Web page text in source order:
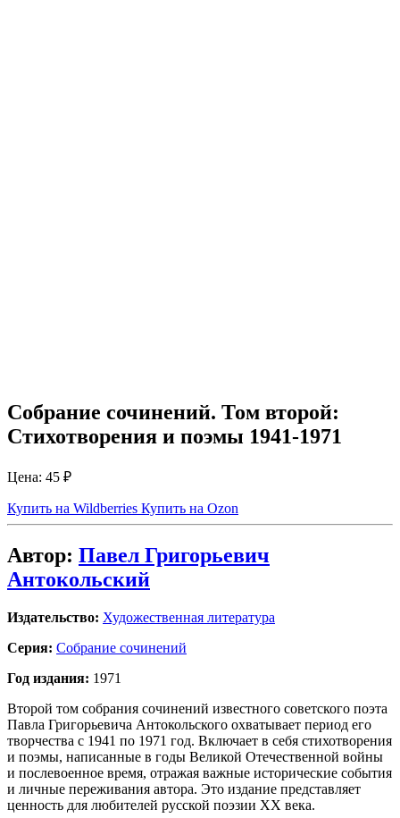
Собрание сочинений. Том второй:
Стихотворения и поэмы 1941-1971
Цена: 45 ₽
Купить на Wildberries Купить на Ozon
Автор: Павел Григорьевич
Антокольский
Издательство: Художественная литература
Серия: Собрание сочинений
Год издания: 1971
Второй том собрания сочинений известного советского поэта
Павла Григорьевича Антокольского охватывает период его
творчества с 1941 по 1971 год. Включает в себя стихотворения
и поэмы, написанные в годы Великой Отечественной войны
и послевоенное время, отражая важные исторические события
и личные переживания автора. Это издание представляет
ценность для любителей русской поэзии XX века.